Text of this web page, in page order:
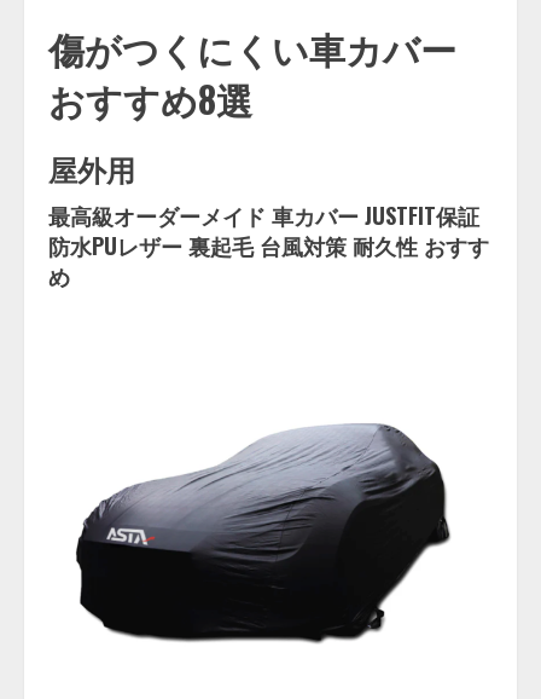
傷がつくにくい車カバー
おすすめ8選
屋外用
最高級オーダーメイド 車カバー JUSTFIT保証
防水PUレザー 裏起毛 台風対策 耐久性 おすす
め